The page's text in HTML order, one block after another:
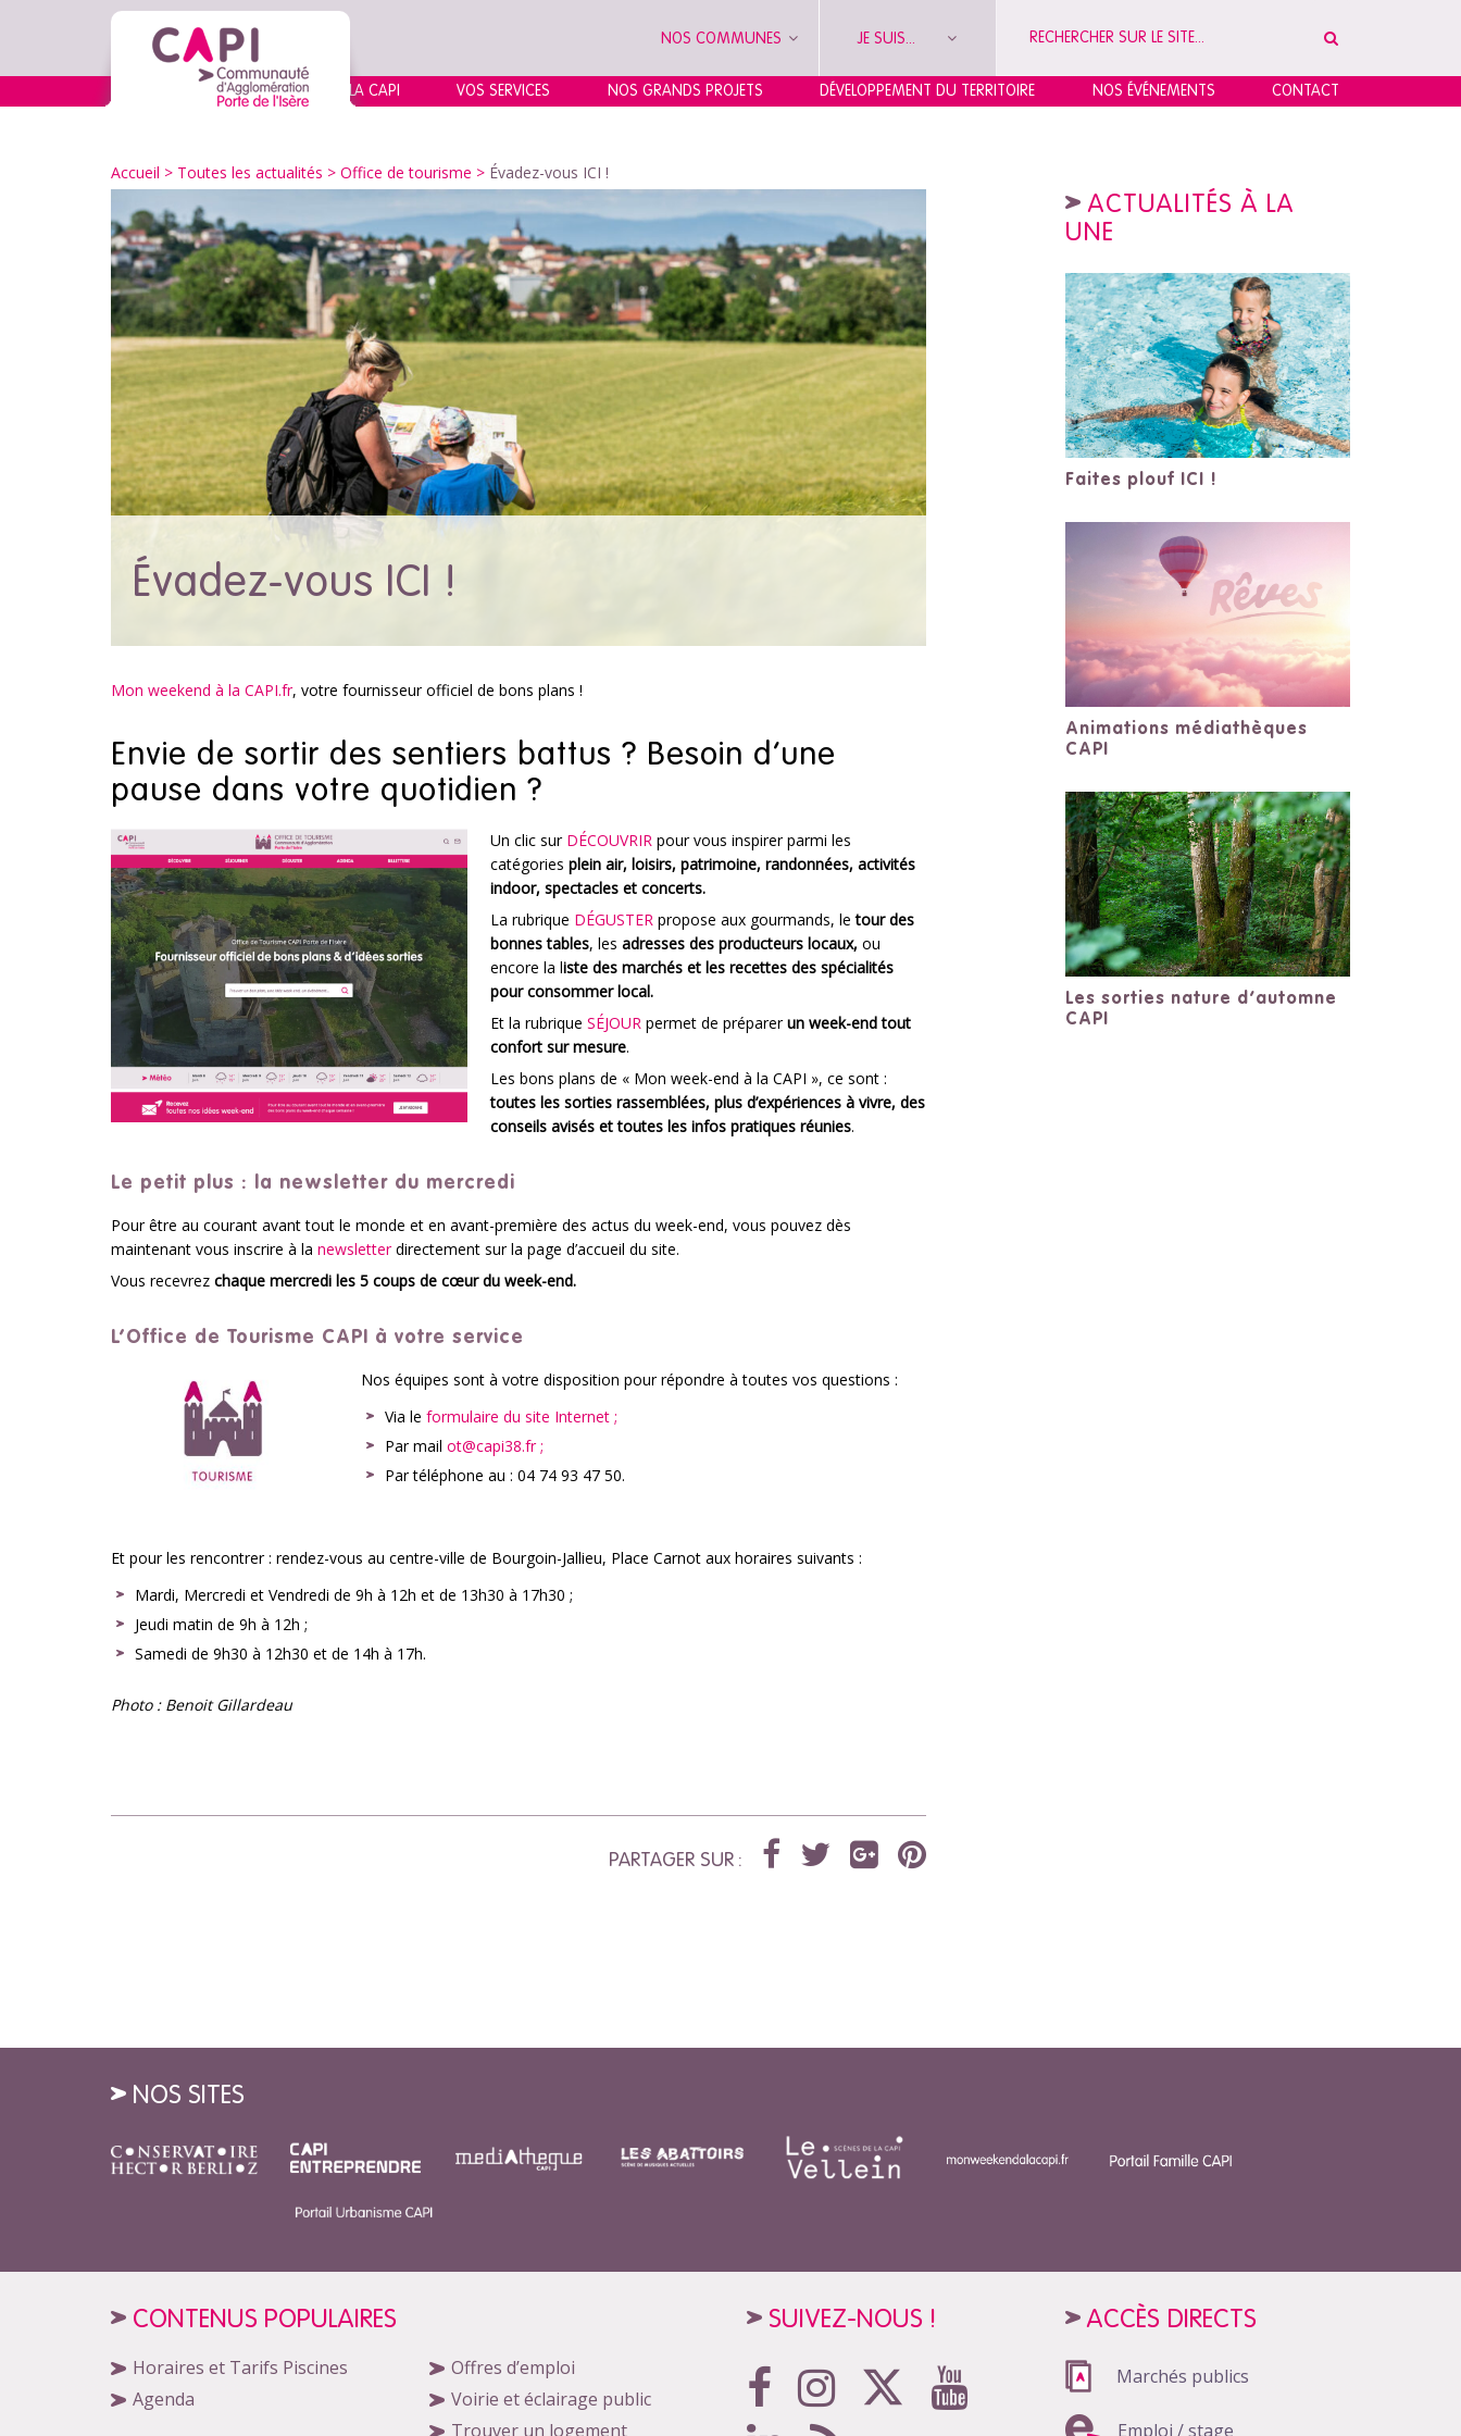
NOS COMMUNES JE SUIS...
LA CAPI VOS SERVICES NOS GRANDS PROJETS DÉVELOPPEMENT DU TERRITOIRE NOS ÉVÉNEMENTS CONTACT
Accueil > Toutes les actualités > Office de tourisme > Évadez-vous ICI !
Évadez-vous ICI !
Mon weekend à la CAPI.fr, votre fournisseur officiel de bons plans !
Envie de sortir des sentiers battus ? Besoin d’une
pause dans votre quotidien ?
Un clic sur DÉCOUVRIR pour vous inspirer parmi les
catégories plein air, loisirs, patrimoine, randonnées, activités
indoor, spectacles et concerts.
La rubrique DÉGUSTER propose aux gourmands, letour des
bonnes tables, les adresses des producteurs locaux, ou
encore la liste des marchés et les recettes des spécialités
pour consommer local.
Et la rubrique SÉJOUR permet de préparerun week-end tout
confort sur mesure.
Les bons plans de « Mon week-end à la CAPI », ce sont :
toutes les sorties rassemblées, plus d’expériences à vivre, des
conseils avisés et toutes les infos pratiques réunies.
Le petit plus : la newsletter du mercredi
Pour être au courant avant tout le monde et en avant-première des actus du week-end, vous pouvez dès
maintenant vous inscrire à la newsletterdirectement sur la page d’accueil du site.
Vous recevrez chaque mercredi les 5 coups de cœur du week-end.
L’Office de Tourisme CAPI à votre service
Nos équipes sont à votre disposition pour répondre à toutes vos questions :
Via le formulaire du site Internet ;
Par mail ot@capi38.fr ;
Par téléphone au : 04 74 93 47 50.
Et pour les rencontrer : rendez-vous au centre-ville de Bourgoin-Jallieu, Place Carnot aux horaires suivants :
Mardi, Mercredi et Vendredi de 9h à 12h et de 13h30 à 17h30 ;
Jeudi matin de 9h à 12h ;
Samedi de 9h30 à 12h30 et de 14h à 17h.
Photo :Benoit Gillardeau
PARTAGER SUR :
ACTUALITÉS À LA
UNE
Faites plouf ICI !
Animations médiathèques
CAPI
Les sorties nature d’automne
CAPI
NOS SITES
CONTENUS POPULAIRES
Horaires et Tarifs Piscines
Agenda
Offres d’emploi
Voirie et éclairage public
Trouver un logement
SUIVEZ-NOUS ! ACCÈS DIRECTS
Marchés publics
Emploi / stage